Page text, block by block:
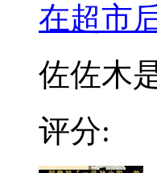
在超市
佐佐木
评分: